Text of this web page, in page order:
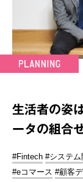
生活者の姿
ータの組合
#Fintech #システム
#eコマース #顧客